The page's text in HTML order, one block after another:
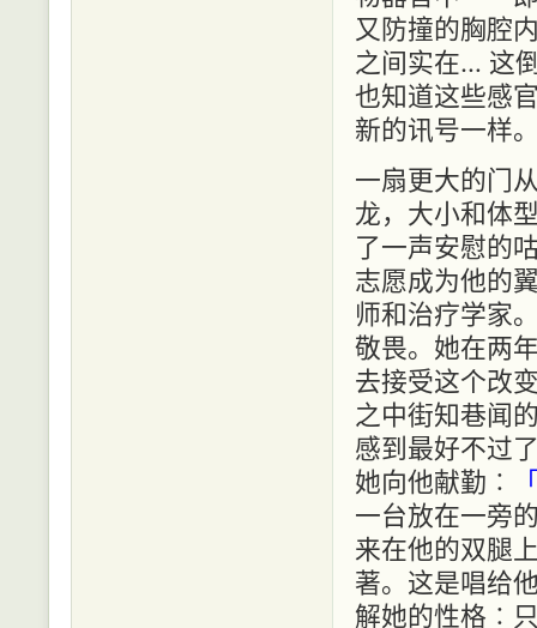
又防撞的胸腔
之间实在… 这
也知道这些感
新的讯号一样
一扇更大的门
龙，大小和体
了一声安慰的
志愿成为他的
师和治疗学家
敬畏。她在两
去接受这个改
之中街知巷闻
感到最好不过
她向他献勤︰
一台放在一旁
来在他的双腿
著。这是唱给
解她的性格︰